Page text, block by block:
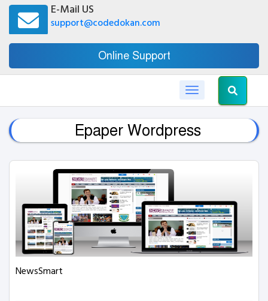
E-Mail US
support@codedokan.com
Online Support
Toggle navigation
Epaper Wordpress
NewsSmart